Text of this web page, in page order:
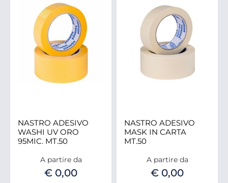
NASTRO ADESIVO
WASHI UV ORO
95MIC. MT.50
A partire da
€ 0,00
NASTRO ADESIVO
MASK IN CARTA
MT.50
A partire da
€ 0,00